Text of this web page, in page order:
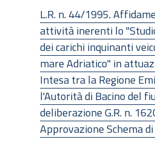
L.R. n. 44/1995.
attività inerenti lo
dei carichi inquinanti
mare Adriatico" in
Intesa tra la Regione
l'Autorità di Bacino del
deliberazione G.R. n.
Approvazione Schema